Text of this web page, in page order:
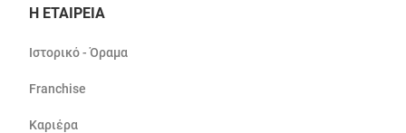
Η ΕΤΑΙΡΕΙΑ
Ιστορικό - Όραμα
Franchise
Καριέρα